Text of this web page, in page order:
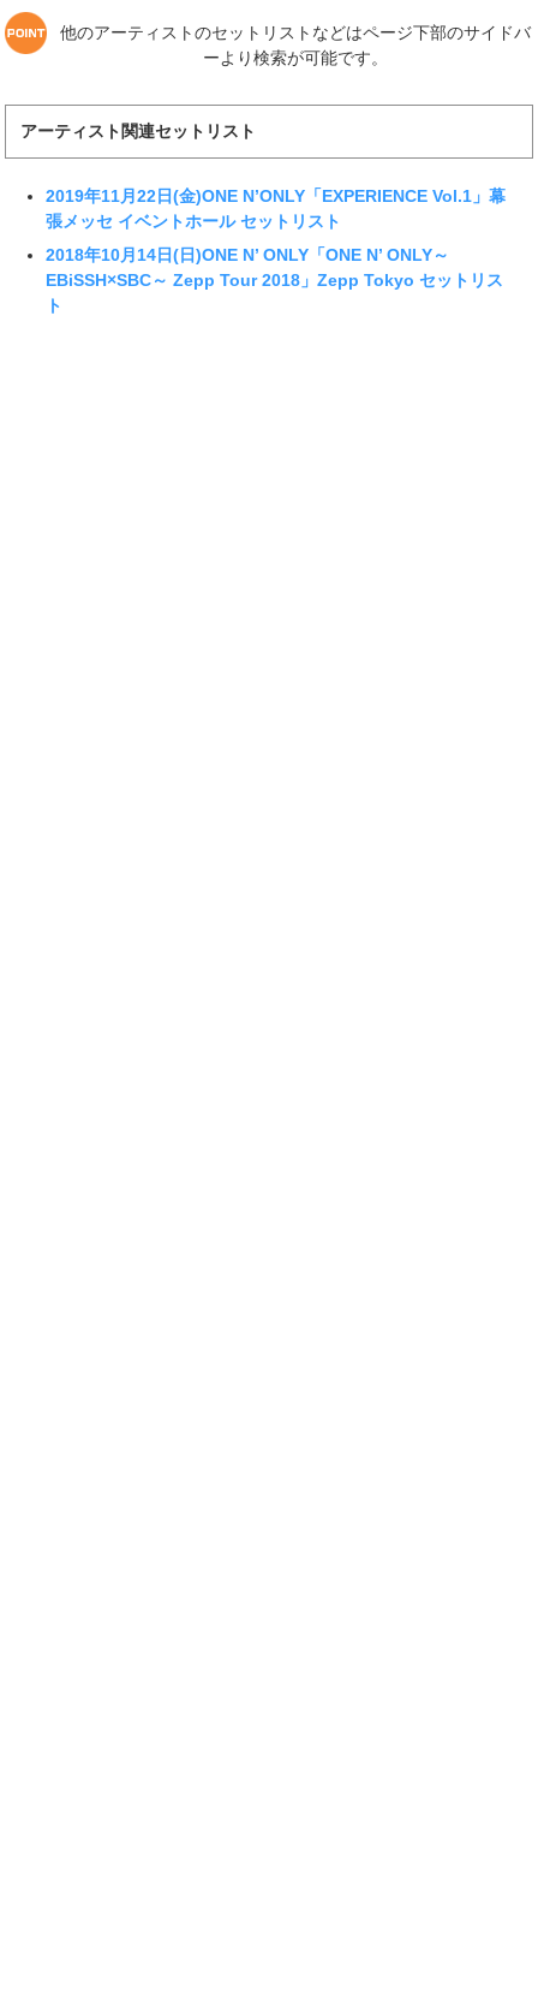
他のアーティストのセットリストなどはページ下部のサイドバ
ーより検索が可能です。
アーティスト関連セットリスト
2019年11月22日(金)ONE N’ONLY「EXPERIENCE Vol.1」幕
張メッセ イベントホール セットリスト
2018年10月14日(日)ONE N’ ONLY「ONE N’ ONLY～
EBiSSH×SBC～ Zepp Tour 2018」Zepp Tokyo セットリス
ト